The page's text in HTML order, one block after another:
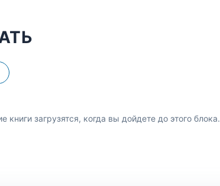
книги загрузятся, когда вы дойдете до этого блока.